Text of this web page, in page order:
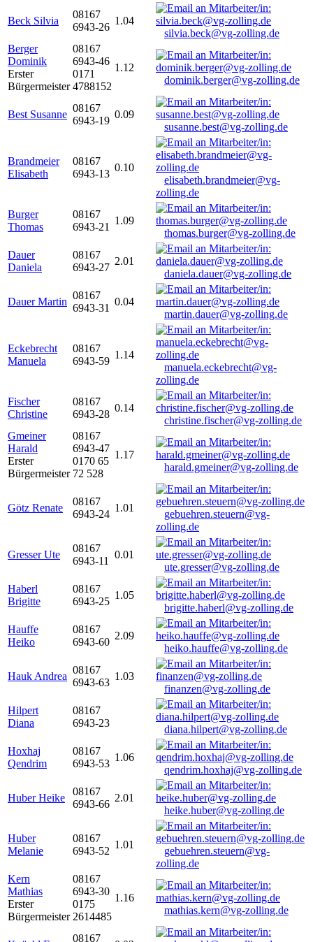
Beck Silvia
08167
6943-26
1.04
silvia.beck@vg-zolling.de
Berger
Dominik
Erster
Bürgermeister
08167
6943-46
0171
4788152
1.12
dominik.berger@vg-zolling.de
Best Susanne
08167
6943-19
0.09
susanne.best@vg-zolling.de
Brandmeier
Elisabeth
08167
6943-13
0.10
elisabeth.brandmeier@vg-
zolling.de
Burger
Thomas
08167
6943-21
1.09
thomas.burger@vg-zolling.de
Dauer
Daniela
08167
6943-27
2.01
daniela.dauer@vg-zolling.de
Dauer Martin
08167
6943-31
0.04
martin.dauer@vg-zolling.de
Eckebrecht
Manuela
08167
6943-59
1.14
manuela.eckebrecht@vg-
zolling.de
Fischer
Christine
08167
6943-28
0.14
christine.fischer@vg-zolling.de
Gmeiner
Harald
Erster
Bürgermeister
08167
6943-47
0170 65
72 528
1.17
harald.gmeiner@vg-zolling.de
Götz Renate
08167
6943-24
1.01
gebuehren.steuern@vg-
zolling.de
Gresser Ute
08167
6943-11
0.01
ute.gresser@vg-zolling.de
Haberl
Brigitte
08167
6943-25
1.05
brigitte.haberl@vg-zolling.de
Hauffe
Heiko
08167
6943-60
2.09
heiko.hauffe@vg-zolling.de
Hauk Andrea
08167
6943-63
1.03
finanzen@vg-zolling.de
Hilpert
Diana
08167
6943-23
diana.hilpert@vg-zolling.de
Hoxhaj
Qendrim
08167
6943-53
1.06
qendrim.hoxhaj@vg-zolling.de
Huber Heike
08167
6943-66
2.01
heike.huber@vg-zolling.de
Huber
Melanie
08167
6943-52
1.01
gebuehren.steuern@vg-
zolling.de
Kern
Mathias
Erster
Bürgermeister
08167
6943-30
0175
2614485
1.16
mathias.kern@vg-zolling.de
08167